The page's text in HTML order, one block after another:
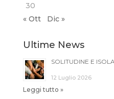
30
« Ott
Dic »
Ultime News
SOLITUDINE E
12 Luglio 2026
Leggi tutto »